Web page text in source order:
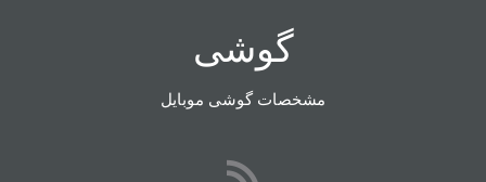
گوشی
مشخصات گوشی موبایل